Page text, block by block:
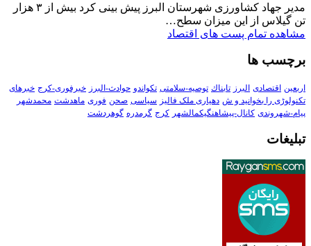
مدیر جهاد کشاورزی شهرستان البرز پیش بینی کرد بیش از ۳ هزار
تن گیلاس از این میزان سطح…
مشاهده تمام پست های اقتصاد
برچسب ها
اربعین اقتصادی البرز تابناك توصیه-سلامتی تکواندو حوادث-البرز خبرفوری-کرج خبرهای
تکنولوڑی را بخوانید و ش دهیاری ملک فالیز سیاسی صحن فوری ماهدشت محمدشهر
پیام-شهروندی کانال-پیشاهنگیکمالشهر کرج گرمدره گوهردشت
تبلیغات